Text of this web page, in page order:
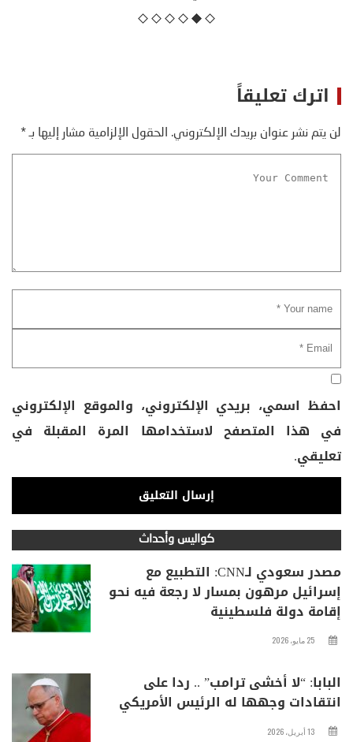
اترك تعليقاً
لن يتم نشر عنوان بريدك الإلكتروني. الحقول الإلزامية مشار إليها بـ*
احفظ اسمي، بريدي الإلكتروني، والموقع الإلكتروني
في هذا المتصفح لاستخدامها المرة المقبلة في
تعليقي.
كواليس وأحداث
مصدر سعودي لـCNN: التطبيع مع
إسرائيل مرهون بمسار لا رجعة فيه نحو
إقامة دولة فلسطينية
25 مايو، 2026
البابا: “لا أخشى ترامب” .. ردا على
انتقادات وجهها له الرئيس الأمريكي
13 أبريل، 2026